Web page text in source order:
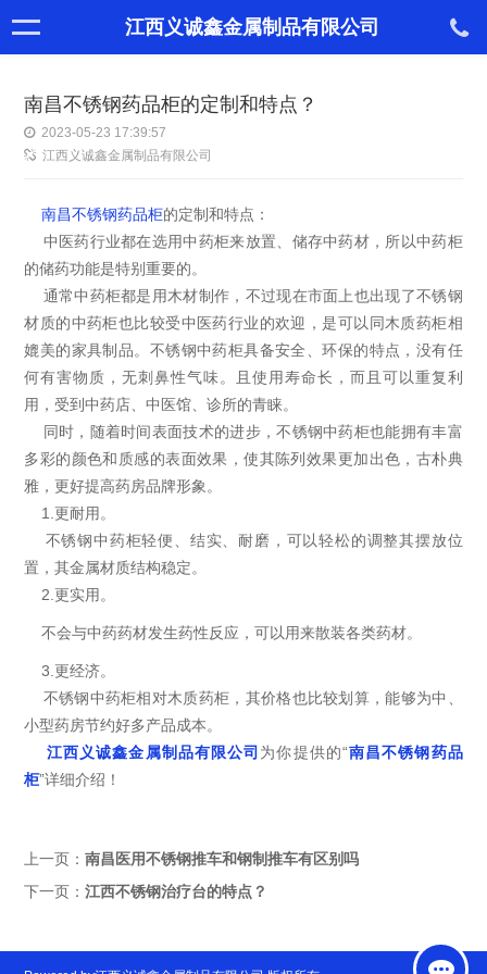
江西义诚鑫金属制品有限公司
南昌不锈钢药品柜的定制和特点？
2023-05-23 17:39:57
江西义诚鑫金属制品有限公司
南昌不锈钢药品柜的定制和特点：
中医药行业都在选用中药柜来放置、储存中药材，所以中药柜
的储药功能是特别重要的。
通常中药柜都是用木材制作，不过现在市面上也出现了不锈钢
材质的中药柜也比较受中医药行业的欢迎，是可以同木质药柜相
媲美的家具制品。不锈钢中药柜具备安全、环保的特点，没有任
何有害物质，无刺鼻性气味。且使用寿命长，而且可以重复利
用，受到中药店、中医馆、诊所的青睐。
同时，随着时间表面技术的进步，不锈钢中药柜也能拥有丰富
多彩的颜色和质感的表面效果，使其陈列效果更加出色，古朴典
雅，更好提高药房品牌形象。
1.更耐用。
不锈钢中药柜轻便、结实、耐磨，可以轻松的调整其摆放位
置，其金属材质结构稳定。
2.更实用。
不会与中药药材发生药性反应，可以用来散装各类药材。
3.更经济。
不锈钢中药柜相对木质药柜，其价格也比较划算，能够为中、
小型药房节约好多产品成本。
江西义诚鑫金属制品有限公司 为你提供的“南昌不锈钢药品
柜”详细介绍！
上一页：南昌医用不锈钢推车和钢制推车有区别吗
下一页：江西不锈钢治疗台的特点？